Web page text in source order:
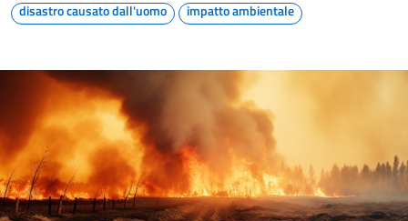
disastro causato dall'uomo impatto ambientale